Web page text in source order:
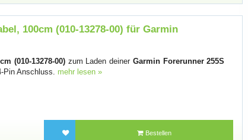
100cm (010-13278-00) für Garmin
(010-13278-00) zum Laden deiner Garmin Forerunner 255S
Pin Anschluss. mehr lesen »
Bestellen